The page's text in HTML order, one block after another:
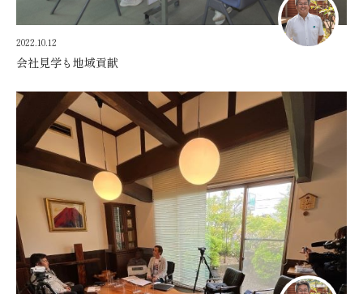
2022.10.12
会社見学も地域貢献